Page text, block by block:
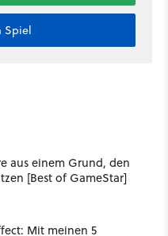
Spiel
aus einem Grund, den
[Best of GameStar]
Mit meinen 5